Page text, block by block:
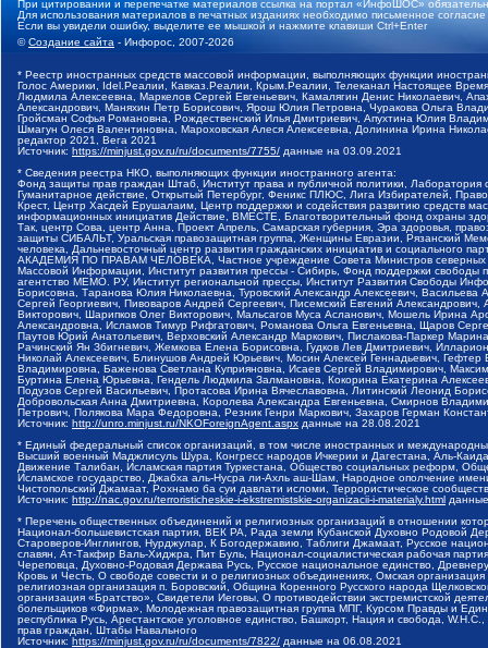
При цитировании и перепечатке материалов ссылка на портал «ИнфоШОС»
Для использования материалов в печатных изданиях необходимо письменное
Если вы увидели ошибку, выделите ее мышкой и нажмите клавиши Ctrl+Enter
©Создание сайта - Инфорос, 2007-2026
* Реестр иностранных средств массовой информации, выполняющих функции
Голос Америки, Idel.Реалии, Кавказ.Реалии, Крым.Реалии, Телеканал Настоящее
Людмила Алексеевна, Маркелов Сергей Евгеньевич, Камалягин Денис Николаевич,
Александрович, Маняхин Петр Борисович, Ярош Юлия Петровна, Чуракова Ольга
Гройсман Софья Романовна, Рождественский Илья Дмитриевич, Апухтина Юлия
Шмагун Олеся Валентиновна, Мароховская Алеся Алексеевна, Долинина Ирина
редактор 2021, Вега 2021
Источник: https://minjust.gov.ru/ru/documents/7755/ данные на 03.09.2021
* Сведения реестра НКО, выполняющих функции иностранного агента:
Фонд защиты прав граждан Штаб, Институт права и публичной политики,
Гуманитарное действие, Открытый Петербург, Феникс ПЛЮС, Лига Избирателей,
Крест, Центр Хасдей Ерушалаим, Центр поддержки и содействия развитию средств
информационных инициатив Действие, ВМЕСТЕ, Благотворительный фонд охраны
Так, центр Сова, центр Анна, Проект Апрель, Самарская губерния, Эра здоровья,
защиты СИБАЛЬТ, Уральская правозащитная группа, Женщины Евразии, Рязанский
человека, Дальневосточный центр развития гражданских инициатив и социального
АКАДЕМИЯ ПО ПРАВАМ ЧЕЛОВЕКА, Частное учреждение Совета Министров северных
Массовой Информации, Институт развития прессы - Сибирь, Фонд поддержки
агентство МЕМО. РУ, Институт региональной прессы, Институт Развития Свободы
Борисовна, Таранова Юлия Николаевна, Туровский Александр Алексеевич,
Сергей Георгиевич, Пивоваров Андрей Сергеевич, Писемский Евгений
Викторович, Шарипков Олег Викторович, Мальсагов Муса Асланович, Мошель Ирина
Александровна, Исламов Тимур Рифгатович, Романова Ольга Евгеньевна, Щаров
Паутов Юрий Анатольевич, Верховский Александр Маркович, Пислакова-Паркер
Рачинский Ян Збигневич, Жемкова Елена Борисовна, Гудков Лев Дмитриевич,
Николай Алексеевич, Блинушов Андрей Юрьевич, Мосин Алексей Геннадьевич,
Владимировна, Баженова Светлана Куприяновна, Исаев Сергей Владимирович,
Буртина Елена Юрьевна, Гендель Людмила Залмановна, Кокорина Екатерина
Подузов Сергей Васильевич, Протасова Ирина Вячеславовна, Литинский Леонид
Добровольская Анна Дмитриевна, Королева Александра Евгеньевна, Смирнов
Петрович, Полякова Мара Федоровна, Резник Генри Маркович, Захаров Герман
Источник: http://unro.minjust.ru/NKOForeignAgent.aspx данные на 28.08.2021
* Единый федеральный список организаций, в том числе иностранных и
Высший военный Маджлисуль Шура, Конгресс народов Ичкерии и Дагестана, Аль-
Движение Талибан, Исламская партия Туркестана, Общество социальных реформ,
Исламское государство, Джабха аль-Нусра ли-Ахль аш-Шам, Народное ополчение
Чистопольский Джамаат, Рохнамо ба суи давлати исломи, Террористическое
Источник: http://nac.gov.ru/terroristicheskie-i-ekstremistskie-organizacii-i-materialy.html
* Перечень общественных объединений и религиозных организаций в отношении
Национал-большевистская партия, ВЕК РА, Рада земли Кубанской Духовно Родовой
Староверов-Инглингов, Нурджулар, К Богодержавию, Таблиги Джамаат, Русское
славян, Ат-Такфир Валь-Хиджра, Пит Буль, Национал-социалистическая рабочая
Череповца, Духовно-Родовая Держава Русь, Русское национальное единство,
Кровь и Честь, О свободе совести и о религиозных объединениях, Омская
религиозная организация п. Боровский, Община Коренного Русского народа
организация «Братство», Свидетели Иеговы, О противодействии экстремистской
болельщиков «Фирма», Молодежная правозащитная группа МПГ, Курсом Правды и
республика Русь, Арестантское уголовное единство, Башкорт, Нация и свобода,
прав граждан, Штабы Навального
Источник: https://minjust.gov.ru/ru/documents/7822/ данные на 06.08.2021